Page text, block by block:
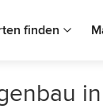
finden